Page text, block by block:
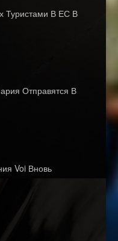
Туристами В ЕС В
Отправятся В
Voi Вновь